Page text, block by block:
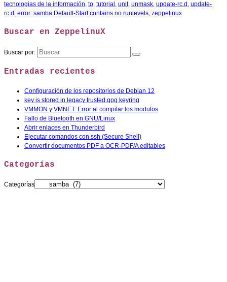
tecnologias de la información, to, tutorial , unit, unmask, update-rc.d , update-
rc.d: error: samba Default-Start contains no runlevels, zeppelinux
Buscar en ZeppelinuX
Buscar por:
Entradas recientes
Configuración de los repositorios de Debian 12
key is stored in legacy trusted.gpg keyring
VMMON y VMNET: Error al compilar los modulos
Fallo de Bluetooth en GNU/Linux
Abrir enlaces en Thunderbird
Ejecutar comandos con ssh (Secure Shell)
Convertir documentos PDF a OCR-PDF/A editables
Categorías
Categorías